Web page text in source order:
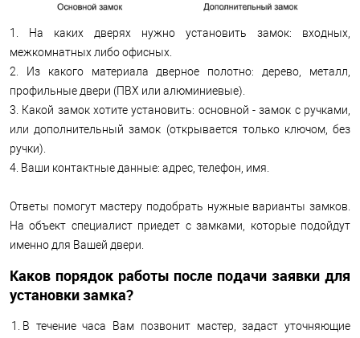
1. На каких дверях нужно установить замок: входных,
межкомнатных либо офисных.
2. Из какого материала дверное полотно: дерево, металл,
профильные двери (ПВХ или алюминиевые).
3. Какой замок хотите установить: основной - замок с ручками,
или дополнительный замок (открывается только ключом, без
ручки).
4. Ваши контактные данные: адрес, телефон, имя.
Ответы помогут мастеру подобрать нужные варианты замков.
На объект специалист приедет с замками, которые подойдут
именно для Вашей двери.
Каков порядок работы после подачи заявки для
установки замка?
В течение часа Вам позвонит мастер, задаст уточняющие